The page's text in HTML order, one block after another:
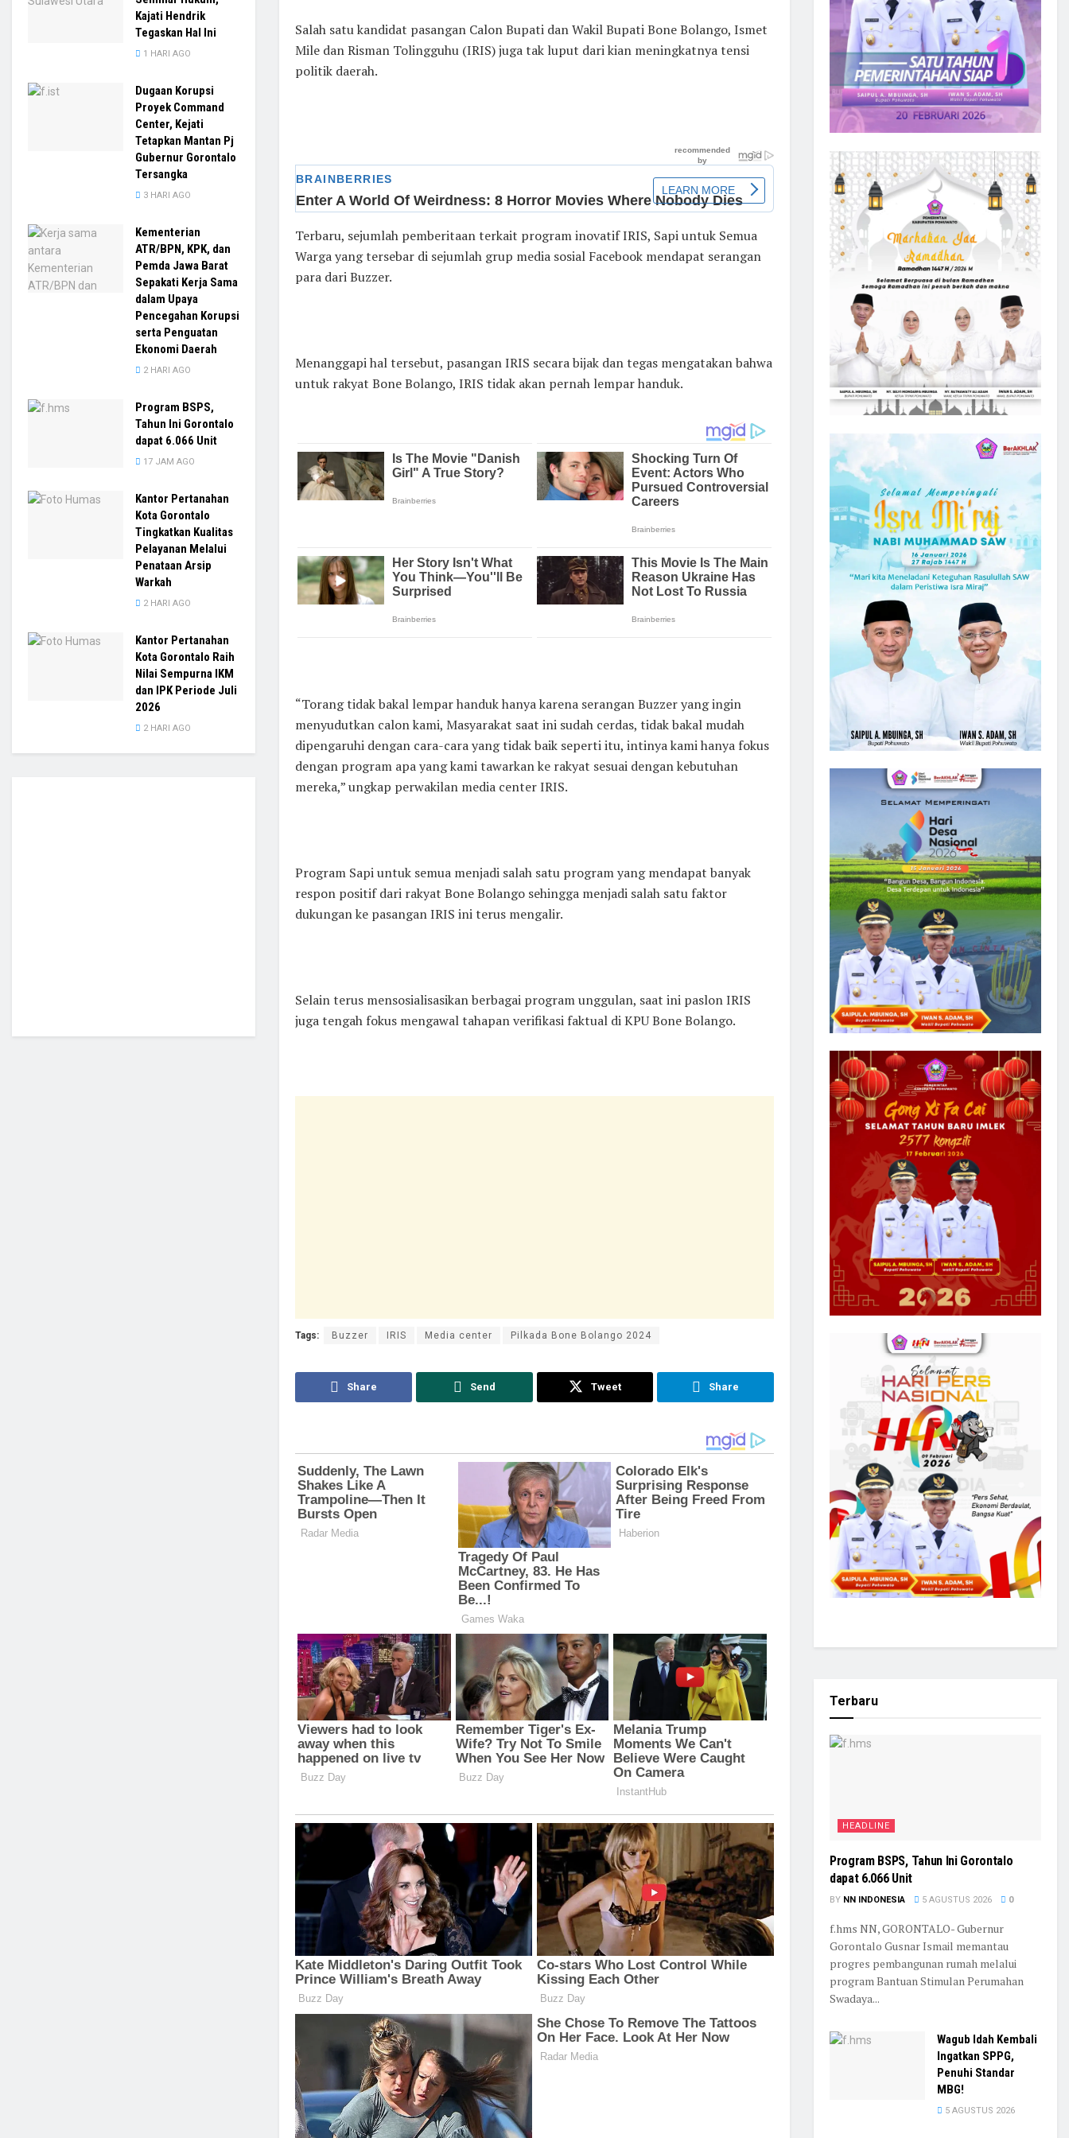
Salah satu kandidat pasangan Calon Bupati dan Wakil Bupati Bone Bolango, Ismet
Mile dan Risman Tolingguhu (IRIS) juga tak luput dari kian meningkatnya tensi
politik daerah.
Terbaru, sejumlah pemberitaan terkait program inovatif IRIS, Sapi untuk Semua
Warga yang tersebar di sejumlah grup media sosial Facebook mendapat serangan
para dari Buzzer.
Menanggapi hal tersebut, pasangan IRIS secara bijak dan tegas mengatakan bahwa
untuk rakyat Bone Bolango, IRIS tidak akan pernah lempar handuk.
“Torang tidak bakal lempar handuk hanya karena serangan Buzzer yang ingin
menyudutkan calon kami, Masyarakat saat ini sudah cerdas, tidak bakal mudah
dipengaruhi dengan cara-cara yang tidak baik seperti itu, intinya kami hanya fokus
dengan program apa yang kami tawarkan ke rakyat sesuai dengan kebutuhan
mereka,” ungkap perwakilan media center IRIS.
Program Sapi untuk semua menjadi salah satu program yang mendapat banyak
respon positif dari rakyat Bone Bolango sehingga menjadi salah satu faktor
dukungan ke pasangan IRIS ini terus mengalir.
Selain terus mensosialisasikan berbagai program unggulan, saat ini paslon IRIS
juga tengah fokus mengawal tahapan verifikasi faktual di KPU Bone Bolango.
Tags: Buzzer IRIS Media center Pilkada Bone Bolango 2024
Share Send Tweet Share
Kajati Hendrik
Tegaskan Hal Ini
1 HARI AGO
Dugaan Korupsi
Proyek Command
Center, Kejati
Tetapkan Mantan Pj
Gubernur Gorontalo
Tersangka
3 HARI AGO
Kementerian
ATR/BPN, KPK, dan
Pemda Jawa Barat
Sepakati Kerja Sama
dalam Upaya
Pencegahan Korupsi
serta Penguatan
Ekonomi Daerah
2 HARI AGO
Program BSPS,
Tahun Ini Gorontalo
dapat 6.066 Unit
17 JAM AGO
Kantor Pertanahan
Kota Gorontalo
Tingkatkan Kualitas
Pelayanan Melalui
Penataan Arsip
Warkah
2 HARI AGO
Kantor Pertanahan
Kota Gorontalo Raih
Nilai Sempurna IKM
dan IPK Periode Juli
2026
2 HARI AGO
Terbaru
HEADLINE
Program BSPS, Tahun Ini Gorontalo
dapat 6.066 Unit
BY NN INDONESIA 5 AGUSTUS 2026 0
f.hms NN, GORONTALO- Gubernur
Gorontalo Gusnar Ismail memantau
progres pembangunan rumah melalui
program Bantuan Stimulan Perumahan
Swadaya...
Wagub Idah Kembali
Ingatkan SPPG,
Penuhi Standar
MBG!
5 AGUSTUS 2026